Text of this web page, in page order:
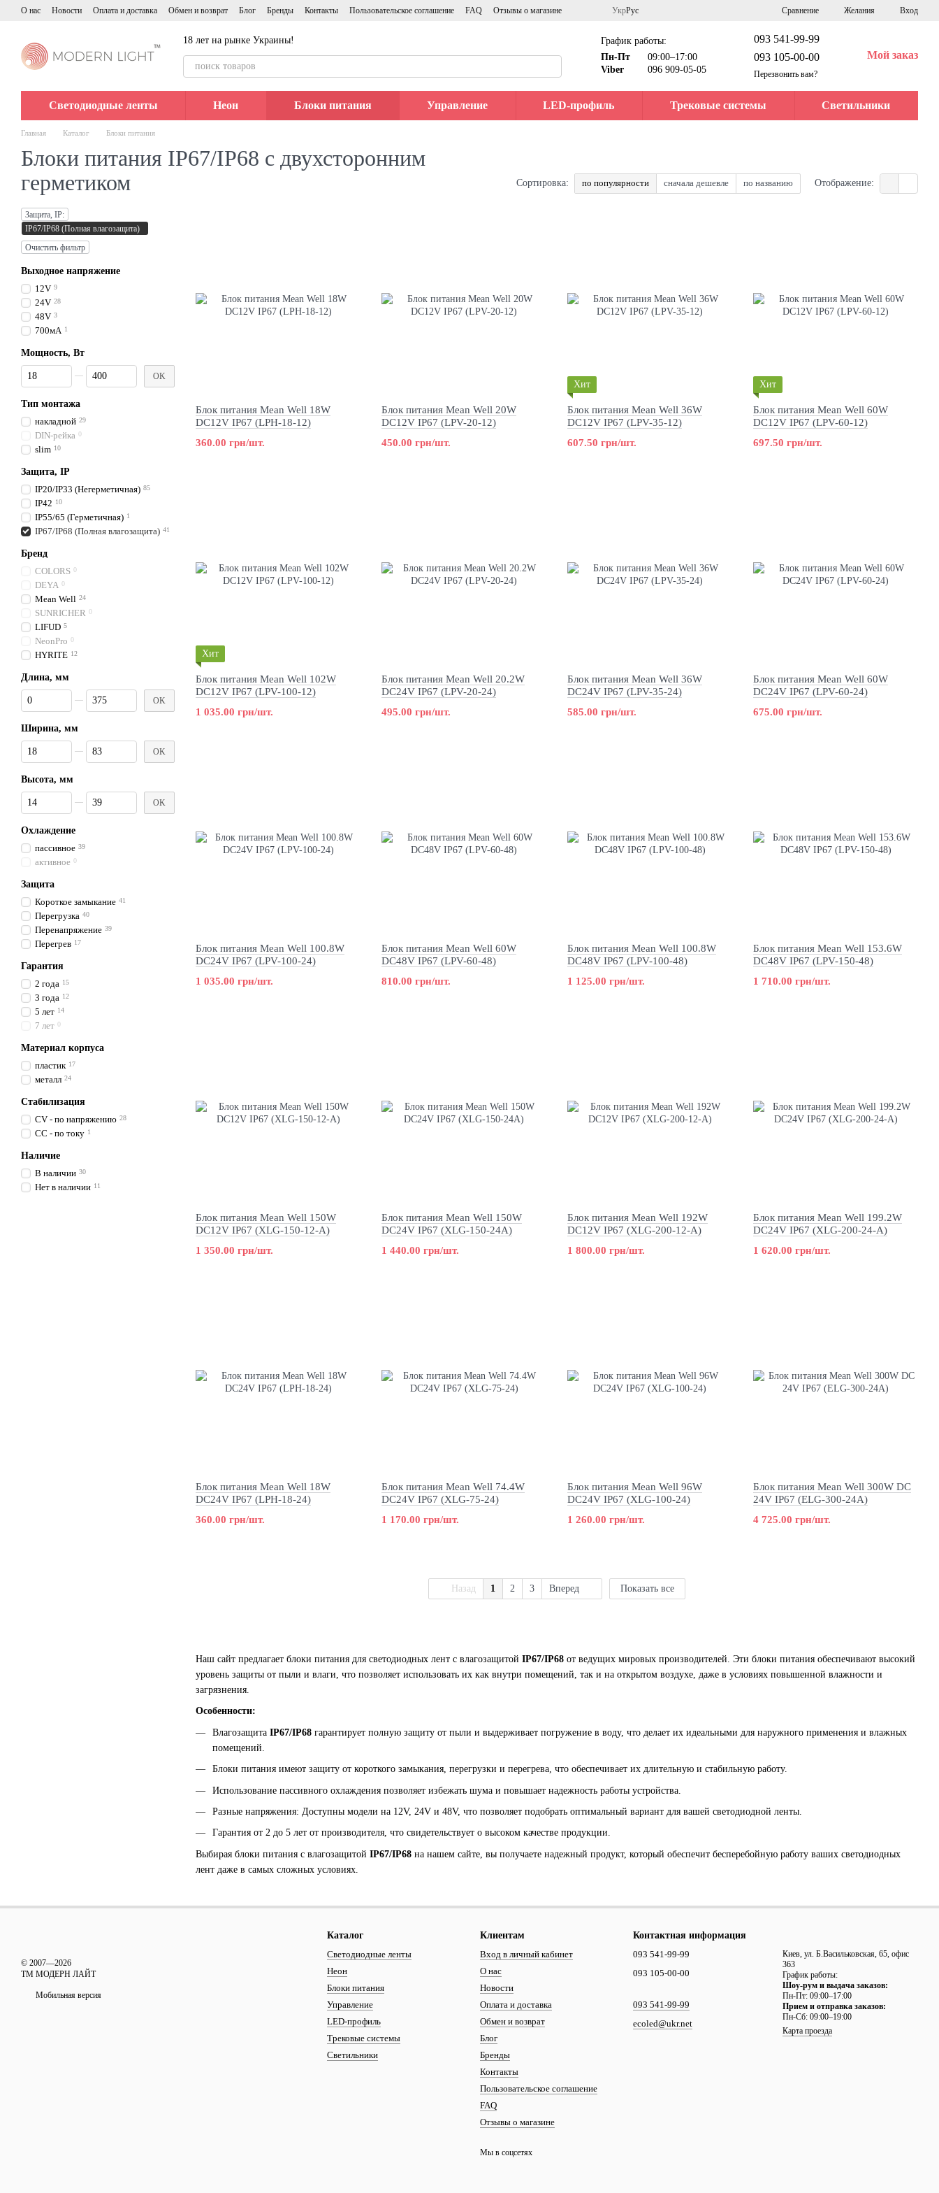
Перейти к основному контенту
О нас Новости Оплата и доставка Обмен и возврат Блог Бренды Контакты Пользовательское соглашение FAQ Отзывы о магазине УкрРус Сравнение Желания Вход
18 лет на рынке Украины!
График работы:
Пн-Пт
09:00–17:00
Viber
096 909-05-05
093 541-99-99
093 105-00-00
Перезвонить вам?
Мой заказ
Светодиодные ленты Неон Блоки питания Управление LED-профиль Трековые системы Светильники
Главная Каталог Блоки питания
Блоки питания IP67/IP68 с двухсторонним
герметиком
Сортировка: по популярности сначала дешевле по названию Отображение:
Наш сайт предлагает блоки питания для светодиодных лент с влагозащитой IP67/IP68 от ведущих мировых производителей. Эти блоки питания обеспечивают высокий
уровень защиты от пыли и влаги, что позволяет использовать их как внутри помещений, так и на открытом воздухе, даже в условиях повышенной влажности и
загрязнения.
Особенности:
Влагозащита IP67/IP68 гарантирует полную защиту от пыли и выдерживает погружение в воду, что делает их идеальными для наружного применения и влажных
помещений.
Блоки питания имеют защиту от короткого замыкания, перегрузки и перегрева, что обеспечивает их длительную и стабильную работу.
Использование пассивного охлаждения позволяет избежать шума и повышает надежность работы устройства.
Разные напряжения: Доступны модели на 12V, 24V и 48V, что позволяет подобрать оптимальный вариант для вашей светодиодной ленты.
Гарантия от 2 до 5 лет от производителя, что свидетельствует о высоком качестве продукции.
Выбирая блоки питания с влагозащитой IP67/IP68 на нашем сайте, вы получаете надежный продукт, который обеспечит бесперебойную работу ваших светодиодных
лент даже в самых сложных условиях.
Блок питания Mean Well 18W
DC12V IP67 (LPH-18-12)
360.00 грн/шт.
Блок питания Mean Well 20W
DC12V IP67 (LPV-20-12)
450.00 грн/шт.
Хит
Блок питания Mean Well 36W
DC12V IP67 (LPV-35-12)
607.50 грн/шт.
Хит
Блок питания Mean Well 60W
DC12V IP67 (LPV-60-12)
697.50 грн/шт.
Хит
Блок питания Mean Well 102W
DC12V IP67 (LPV-100-12)
1 035.00 грн/шт.
Блок питания Mean Well 20.2W
DC24V IP67 (LPV-20-24)
495.00 грн/шт.
Блок питания Mean Well 36W
DC24V IP67 (LPV-35-24)
585.00 грн/шт.
Блок питания Mean Well 60W
DC24V IP67 (LPV-60-24)
675.00 грн/шт.
Блок питания Mean Well 100.8W
DC24V IP67 (LPV-100-24)
1 035.00 грн/шт.
Блок питания Mean Well 60W
DC48V IP67 (LPV-60-48)
810.00 грн/шт.
Блок питания Mean Well 100.8W
DC48V IP67 (LPV-100-48)
1 125.00 грн/шт.
Блок питания Mean Well 153.6W
DC48V IP67 (LPV-150-48)
1 710.00 грн/шт.
Блок питания Mean Well 150W
DC12V IP67 (XLG-150-12-A)
1 350.00 грн/шт.
Блок питания Mean Well 150W
DC24V IP67 (XLG-150-24A)
1 440.00 грн/шт.
Блок питания Mean Well 192W
DC12V IP67 (XLG-200-12-A)
1 800.00 грн/шт.
Блок питания Mean Well 199.2W
DC24V IP67 (XLG-200-24-A)
1 620.00 грн/шт.
Блок питания Mean Well 18W
DC24V IP67 (LPH-18-24)
360.00 грн/шт.
Блок питания Mean Well 74.4W
DC24V IP67 (XLG-75-24)
1 170.00 грн/шт.
Блок питания Mean Well 96W
DC24V IP67 (XLG-100-24)
1 260.00 грн/шт.
Блок питания Mean Well 300W DC
24V IP67 (ELG-300-24A)
4 725.00 грн/шт.
Назад 1 2 3 Вперед Показать все
Защита, IP:
IP67/IP68 (Полная влагозащита)
Очистить фильтр
Выходное напряжение
12V 9
24V 28
48V 3
700мА 1
Мощность, Вт
От Мощность, Вт
До Мощность, Вт
OK
Тип монтажа
накладной 29
DIN-рейка 0
slim 10
Защита, IP
IP20/IP33 (Негерметичная) 85
IP42 10
IP55/65 (Герметичная) 1
IP67/IP68 (Полная влагозащита) 41
Бренд
COLORS 0
DEYA 0
Mean Well 24
SUNRICHER 0
LIFUD 5
NeonPro 0
HYRITE 12
Длина, мм
От Длина, мм
До Длина, мм
OK
Ширина, мм
От Ширина, мм
До Ширина, мм
OK
Высота, мм
От Высота, мм
До Высота, мм
OK
Охлаждение
пассивное 39
активное 0
Защита
Короткое замыкание 41
Перегрузка 40
Перенапряжение 39
Перегрев 17
Гарантия
2 года 15
3 года 12
5 лет 14
7 лет 0
Материал корпуса
пластик 17
металл 24
Стабилизация
CV - по напряжению 28
CC - по току 1
Наличие
В наличии 30
Нет в наличии 11
© 2007—2026
ТМ МОДЕРН ЛАЙТ
Мобильная версия
Каталог
Светодиодные ленты
Неон
Блоки питания
Управление
LED-профиль
Трековые системы
Светильники
Клиентам
Вход в личный кабинет
О нас
Новости
Оплата и доставка
Обмен и возврат
Блог
Бренды
Контакты
Пользовательское соглашение
FAQ
Отзывы о магазине
Мы в соцсетях
Контактная информация
093 541-99-99
093 105-00-00
093 541-99-99
ecoled@ukr.net
Киев, ул. Б.Васильковская, 65, офис
363
График работы:
Шоу-рум и выдача заказов:
Пн-Пт: 09:00–17:00
Прием и отправка заказов:
Пн-Сб: 09:00–19:00
Карта проезда